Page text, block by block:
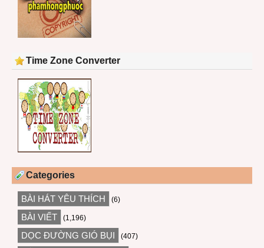
Time Zone Converter
Categories
BÀI HÁT YÊU THÍCH (6)
BÀI VIẾT (1,196)
DỌC ĐƯỜNG GIÓ BỤI (407)